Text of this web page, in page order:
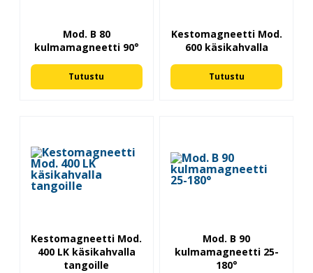
Mod. B 80
kulmamagneetti 90°
Tutustu
Kestomagneetti Mod.
600 käsikahvalla
Tutustu
Kestomagneetti Mod.
400 LK käsikahvalla
tangoille
Mod. B 90
kulmamagneetti 25-
180°